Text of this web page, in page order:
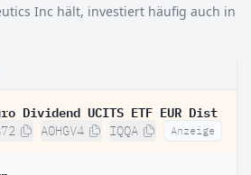
Inc hält, investiert häufig auch in
Dividend UCITS ETF EUR Dist
A0HGV4 IQQA Anzeige